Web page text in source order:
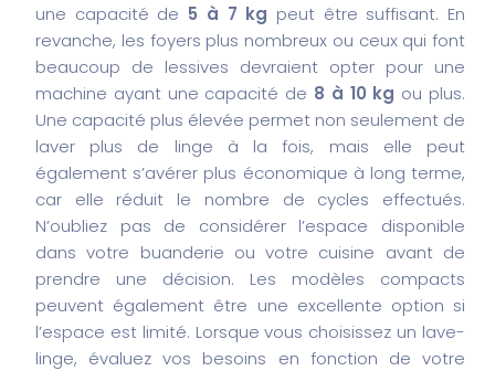
une capacité de 5 à 7 kg peut être suffisant. En
revanche, les foyers plus nombreux ou ceux qui font
beaucoup de lessives devraient opter pour une
machine ayant une capacité de 8 à 10 kg ou plus.
Une capacité plus élevée permet non seulement de
laver plus de linge à la fois, mais elle peut
également s’avérer plus économique à long terme,
car elle réduit le nombre de cycles effectués.
N’oubliez pas de considérer l’espace disponible
dans votre buanderie ou votre cuisine avant de
prendre une décision. Les modèles compacts
peuvent également être une excellente option si
l’espace est limité. Lorsque vous choisissez un lave-
linge, évaluez vos besoins en fonction de votre